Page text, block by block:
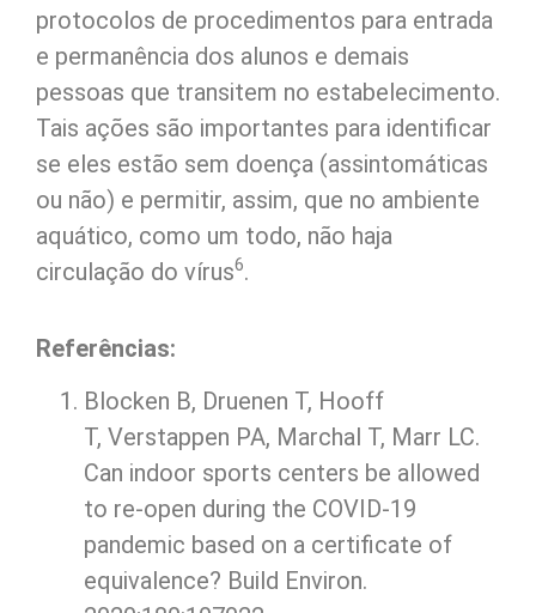
protocolos de procedimentos para entrada
e permanência dos alunos e demais
pessoas que transitem no estabelecimento.
Tais ações são importantes para identificar
se eles estão sem doença (assintomáticas
ou não) e permitir, assim, que no ambiente
aquático, como um todo, não haja
circulação do vírus6.
Referências:
Blocken B, Druenen T, Hooff
T, Verstappen PA, Marchal T, Marr LC.
Can indoor sports centers be allowed
to re-open during the COVID-19
pandemic based on a certificate of
equivalence? Build Environ.